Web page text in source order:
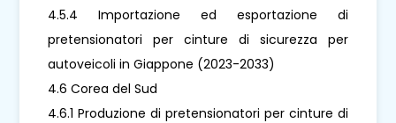
4.5.4 Importazione ed esportazione di
pretensionatori per cinture di sicurezza per
autoveicoli in Giappone (2023-2033)
4.6 Corea del Sud
4.6.1 Produzione di pretensionatori per cinture di